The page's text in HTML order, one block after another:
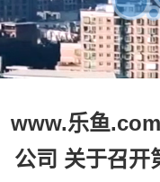
www.乐鱼
公司 关于召开